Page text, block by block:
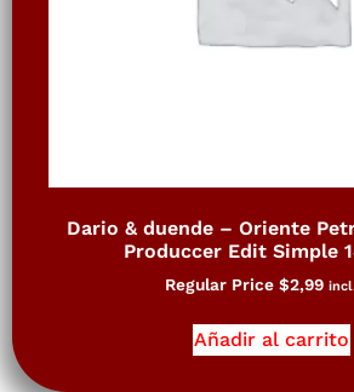
Dario & duende – Oriente
Produccer Edit Simple
Regular Price $2,99
Añadir al carrito